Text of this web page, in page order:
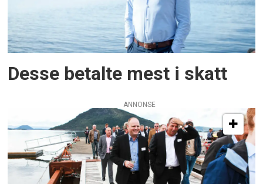
Desse betalte mest i skatt
ANNONSE